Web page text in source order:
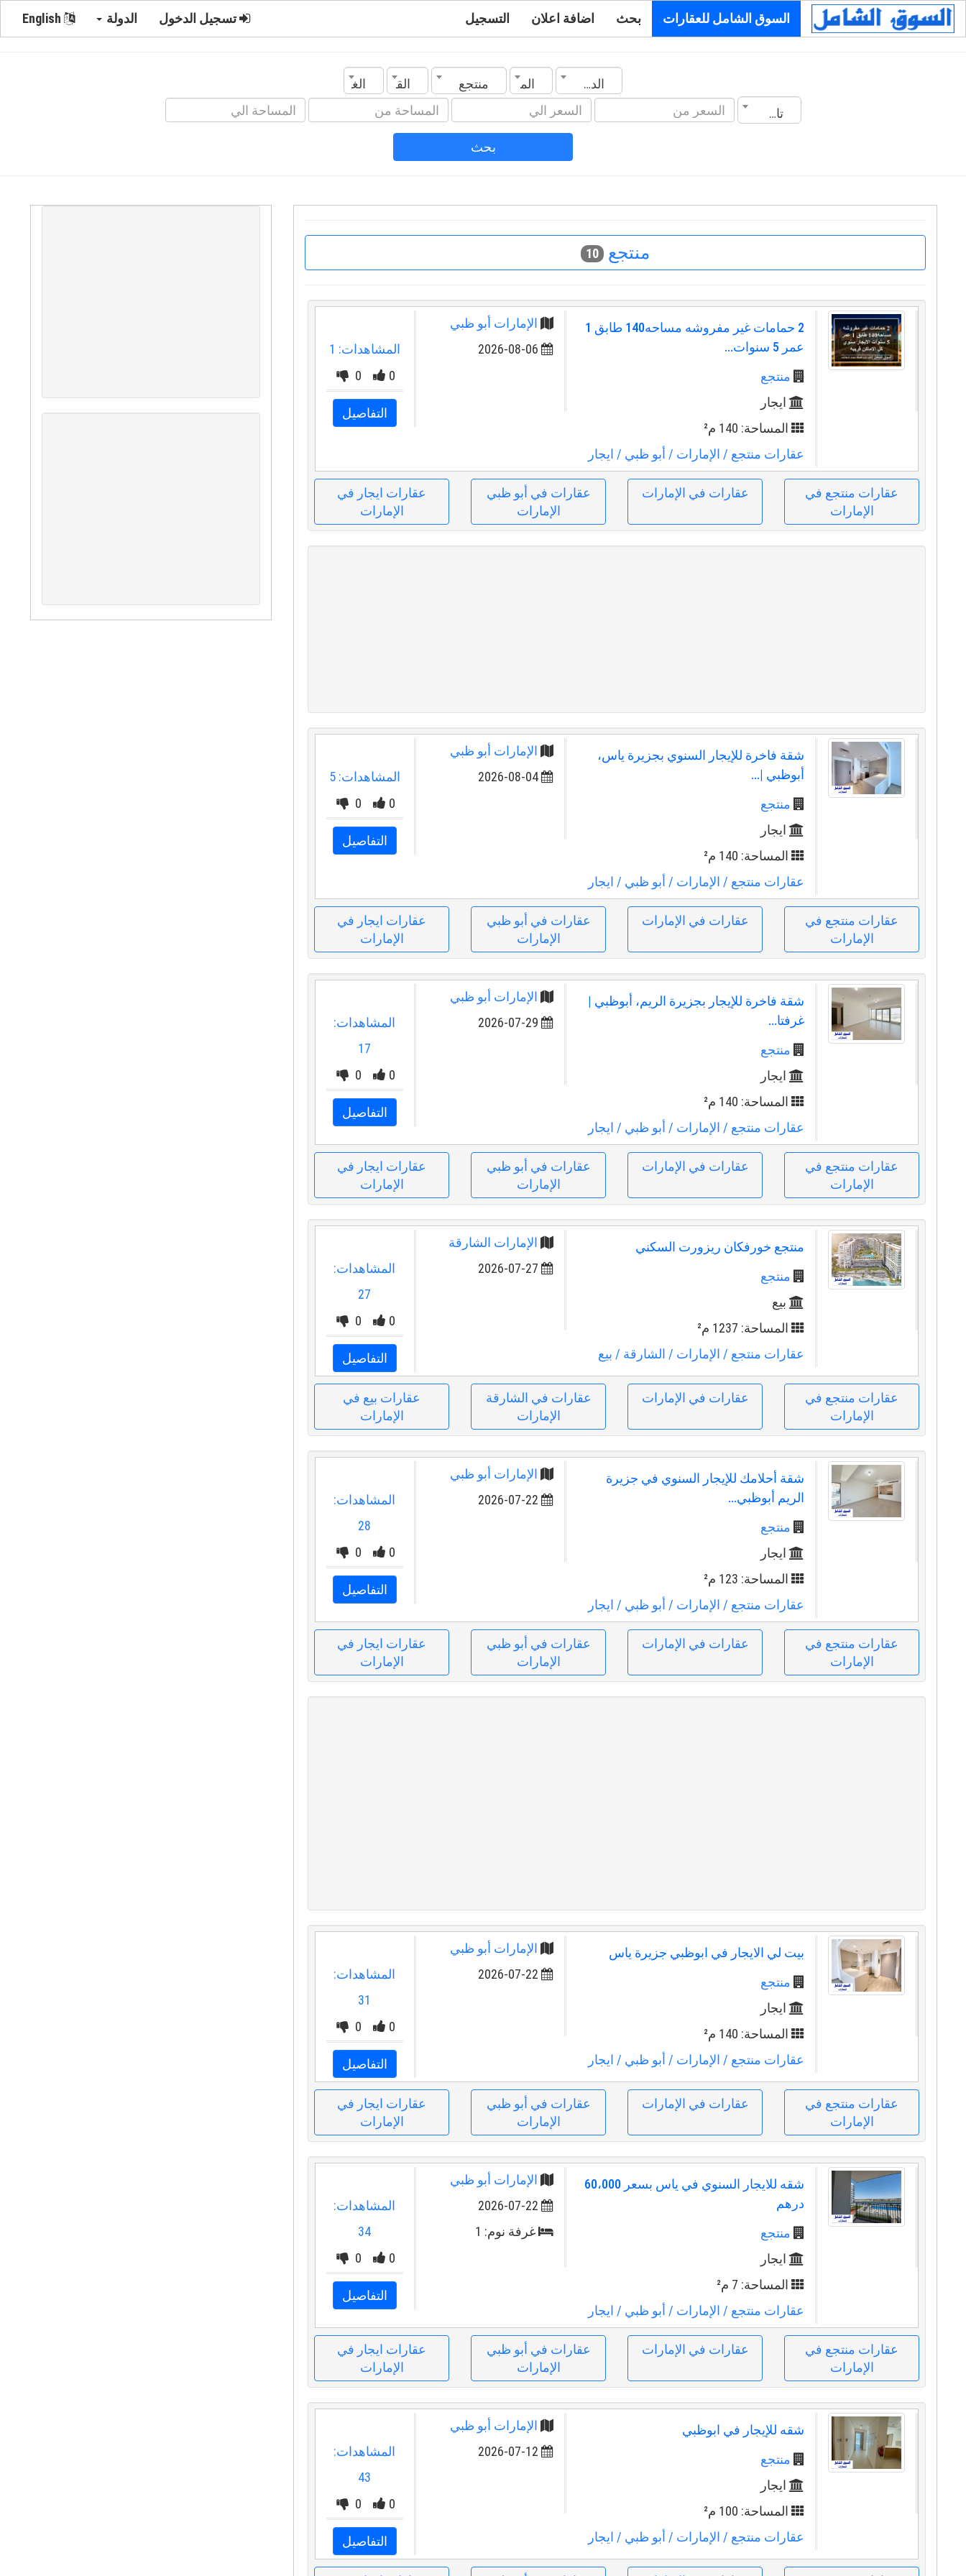
السوق الشامل للعقارات بحث اضافة اعلان التسجيل تسجيل الدخول الدولة
الدولة المدينة منتجع القسم
الغرف
تاريخ الانشاء
بحث
منتجع 10
2 حمامات غير مفروشه مساحه140 طابق 1
عمر 5 سنوات...
منتجع
ايجار
المساحة: 140 م²
عقارات منتجع / الإمارات / أبو ظبي / ايجار
الإمارات أبو ظبي
2026-08-06
المشاهدات: 1
0
0
التفاصيل
عقارات منتجع في
الإمارات
عقارات في الإمارات
عقارات في أبو ظبي
الإمارات
عقارات ايجار في
الإمارات
شقة فاخرة للإيجار السنوي بجزيرة ياس،
أبوظبي |...
منتجع
ايجار
المساحة: 140 م²
عقارات منتجع / الإمارات / أبو ظبي / ايجار
الإمارات أبو ظبي
2026-08-04
المشاهدات: 5
0
0
التفاصيل
عقارات منتجع في
الإمارات
عقارات في الإمارات
عقارات في أبو ظبي
الإمارات
عقارات ايجار في
الإمارات
شقة فاخرة للإيجار بجزيرة الريم، أبوظبي |
غرفتا...
منتجع
ايجار
المساحة: 140 م²
عقارات منتجع / الإمارات / أبو ظبي / ايجار
الإمارات أبو ظبي
2026-07-29
المشاهدات:
17
0
0
التفاصيل
عقارات منتجع في
الإمارات
عقارات في الإمارات
عقارات في أبو ظبي
الإمارات
عقارات ايجار في
الإمارات
منتجع خورفكان ريزورت السكني
منتجع
بيع
المساحة: 1237 م²
عقارات منتجع / الإمارات / الشارقة / بيع
الإمارات الشارقة
2026-07-27
المشاهدات:
27
0
0
التفاصيل
عقارات منتجع في
الإمارات
عقارات في الإمارات
عقارات في الشارقة
الإمارات
عقارات بيع في
الإمارات
شقة أحلامك للإيجار السنوي في جزيرة
الريم أبوظبي...
منتجع
ايجار
المساحة: 123 م²
عقارات منتجع / الإمارات / أبو ظبي / ايجار
الإمارات أبو ظبي
2026-07-22
المشاهدات:
28
0
0
التفاصيل
عقارات منتجع في
الإمارات
عقارات في الإمارات
عقارات في أبو ظبي
الإمارات
عقارات ايجار في
الإمارات
بيت لي الايجار في ابوظبي جزيرة ياس
منتجع
ايجار
المساحة: 140 م²
عقارات منتجع / الإمارات / أبو ظبي / ايجار
الإمارات أبو ظبي
2026-07-22
المشاهدات:
31
0
0
التفاصيل
عقارات منتجع في
الإمارات
عقارات في الإمارات
عقارات في أبو ظبي
الإمارات
عقارات ايجار في
الإمارات
شقه للايجار السنوي في ياس بسعر 60،000
درهم
منتجع
ايجار
المساحة: 7 م²
عقارات منتجع / الإمارات / أبو ظبي / ايجار
الإمارات أبو ظبي
2026-07-22
غرفة نوم: 1
المشاهدات:
34
0
0
التفاصيل
عقارات منتجع في
الإمارات
عقارات في الإمارات
عقارات في أبو ظبي
الإمارات
عقارات ايجار في
الإمارات
شقه للإيجار في ابوظبي
منتجع
ايجار
المساحة: 100 م²
عقارات منتجع / الإمارات / أبو ظبي / ايجار
الإمارات أبو ظبي
2026-07-12
المشاهدات:
43
0
0
التفاصيل